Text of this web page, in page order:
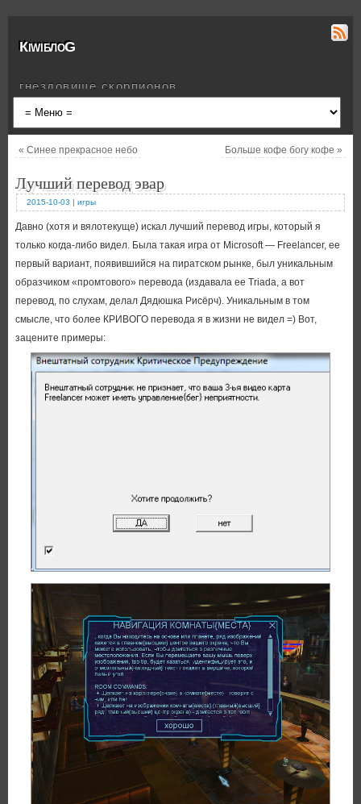
КiwiблоG
гнездовище скорпионов
« Синее прекрасное небо Больше кофе богу кофе»
Лучший перевод эвар
2015-10-03 | игры
Давно (хотя и вялотекуще) искал лучший перевод игры, который я
только когда-либо видел. Была такая игра от Microsoft — Freelancer, ее
первый вариант, появившийся на пиратском рынке, был уникальным
образчиком «промтового» перевода (издавала ее Triada, а вот
перевод, по слухам, делал Дядюшка Рисёрч). Уникальным в том
смысле, что более КРИВОГО перевода я в жизни не видел =) Вот,
зацените примеры: